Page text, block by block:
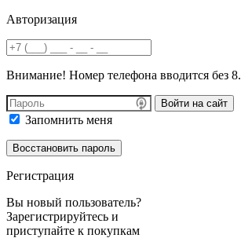
Авторизация
Внимание! Номер телефона вводится без
Войти на сайт
Запомнить меня
Регистрация
Вы новый пользователь?
Зарегистрируйтесь и
приступайте к покупкам